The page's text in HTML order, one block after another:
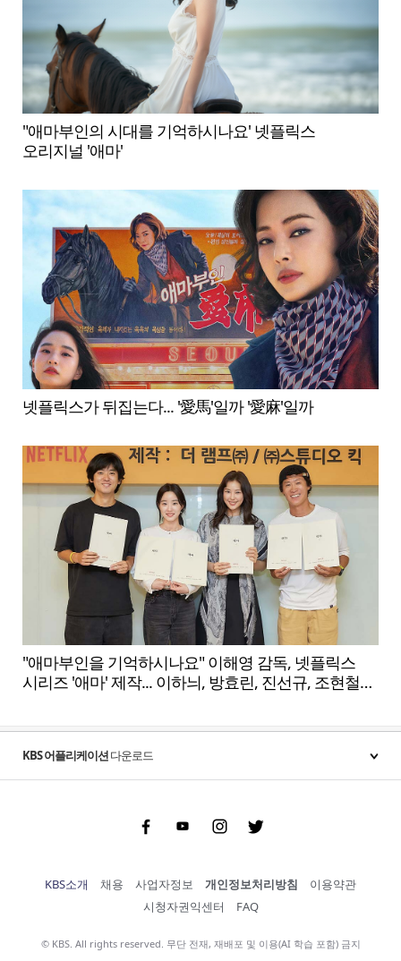
"애마부인의 시대를 기억하시나요' 넷플릭스
오리지널 '애마'
넷플릭스가 뒤집는다... '愛馬'일까 '愛麻'일까
"애마부인을 기억하시나요" 이해영 감독, 넷플릭스
시리즈 '애마' 제작... 이하늬, 방효린, 진선규, 조현철
KBS 어플리케이션다운로드
FacebookYoutubeInstgram Twitter
KBS소개 채용 사업자정보 개인정보처리방침
이용약관
시청자권익센터
FAQ
© KBS. All rights reserved. 무단 전재, 재배포 및 이용(AI 학습 포함) 금지